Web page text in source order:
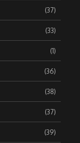
(37)
(33)
(1)
(36)
(38)
(37)
(39)